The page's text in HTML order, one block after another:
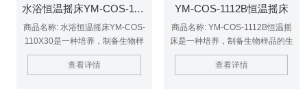
水浴恒温摇床YM-COS-110X30
商品名称: 水浴恒温摇床YM-COS-
110X30是一种培养，制备生物样
品的生化仪器，是植物、生物、微
生物、遗传病毒、医学、环保等科
查看详情
YM-COS-1112B恒温摇床
商品名称: YM-COS-1112B恒温摇
床是一种培养，制备生物样品的生
化仪器，是植物、生物、微生物、
遗传病毒、医学、环保等科研、教
查看详情